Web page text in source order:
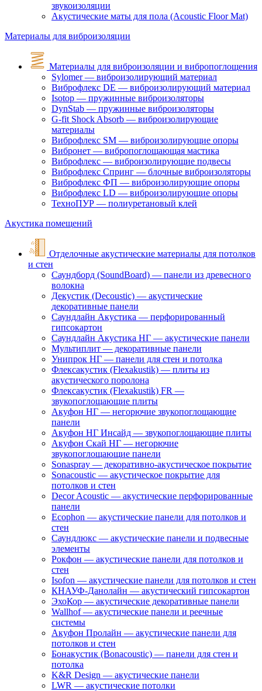
звукоизоляции
Акустические маты для пола (Acoustic Floor Mat)
Материалы для виброизоляции
Материалы для виброизоляции и вибропоглощения
Sylomer — виброизолирующий материал
Виброфлекс DE — виброизолирующий материал
Isotop — пружинные виброизоляторы
DynStab — пружинные виброизоляторы
G-fit Shock Absorb — виброизолирующие
материалы
Виброфлекс SM — виброизолирующие опоры
Вибронет — вибропоглощающая мастика
Виброфлекс — виброизолирующие подвесы
Виброфлекс Спринг — блочные виброизоляторы
Виброфлекс ФП — виброизолирующие опоры
Виброфлекс LD — виброизолирующие опоры
ТехноПУР — полиуретановый клей
Акустика помещений
Отделочные акустические материалы для потолков
и стен
Саундборд (SoundBoard) — панели из древесного
волокна
Декустик (Decoustic) — акустические
декоративные панели
Саундлайн Акустика — перфорированный
гипсокартон
Саундлайн Акустика НГ — акустические панели
Мультиплит — декоративные панели
Унипрок НГ — панели для стен и потолка
Флексакустик (Flexakustik) — плиты из
акустического поролона
Флексакустик (Flexakustik) FR —
звукопоглощающие плиты
Акуфон НГ — негорючие звукопоглощающие
панели
Акуфон НГ Инсайд — звукопоглощающие плиты
Акуфон Скай НГ — негорючие
звукопоглощающие панели
Sonaspray — декоративно-акустическое покрытие
Sonacoustic — акустическое покрытие для
потолков и стен
Decor Acoustic — акустические перфорированные
панели
Ecophon — акустические панели для потолков и
стен
Саундлюкс — акустические панели и подвесные
элементы
Рокфон — акустические панели для потолков и
стен
Isofon — акустические панели для потолков и стен
КНАУФ-Данолайн — акустический гипсокартон
ЭхоКор — акустические декоративные панели
Wallhof — акустические панели и реечные
системы
Акуфон Пролайн — акустические панели для
потолков и стен
Бонакустик (Bonacoustic) — панели для стен и
потолка
K&R Design — акустические панели
LWR — акустические потолки